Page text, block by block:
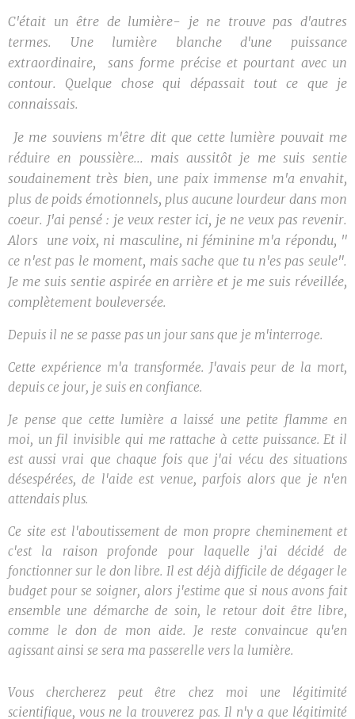
C'était un être de lumière- je ne trouve pas d'autres
termes. Une lumière blanche d'une puissance
extraordinaire, sans forme précise et pourtant avec un
contour. Quelque chose qui dépassait tout ce que je
connaissais.
Je me souviens m'être dit que cette lumière pouvait me
réduire en poussière... mais aussitôt je me suis sentie
soudainement très bien, une paix immense m'a envahit,
plus de poids émotionnels, plus aucune lourdeur dans mon
coeur. J'ai pensé : je veux rester ici, je ne veux pas revenir.
Alors
une voix, ni masculine, ni féminine m'a répondu, "
ce n'est pas le moment, mais sache que tu n'es pas seule".
Je me suis sentie aspirée en arrière et je me suis réveillée,
complètement bouleversée.
Depuis il ne se passe pas un jour sans que je m'interroge.
Cette expérience m'a transformée. J'avais peur de la mort,
depuis ce jour, je suis en confiance.
Je pense que cette lumière a laissé une petite flamme en
moi, un fil invisible qui me rattache à cette puissance. Et il
est aussi vrai que chaque fois que j'ai vécu des situations
désespérées, de l'aide est venue, parfois alors que je n'en
attendais plus.
Ce site est l'aboutissement de mon propre cheminement et
c'est la raison profonde pour laquelle j'ai décidé de
fonctionner sur le don libre. Il est déjà difficile de dégager le
budget pour se soigner, alors j'estime que si nous avons fait
ensemble une démarche de soin, le retour doit être libre,
comme le don de mon aide. Je reste convaincue qu'en
agissant ainsi se sera ma passerelle vers la lumière.
Vous chercherez peut être chez moi une légitimité
scientifique, vous ne la trouverez pas. Il n'y a que légitimité